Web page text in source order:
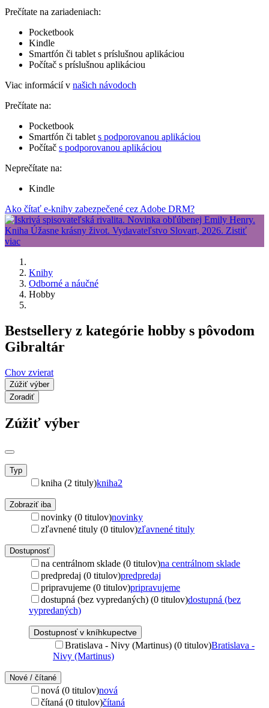
Prečítate na zariadeniach:
Pocketbook
Kindle
Smartfón či tablet s príslušnou aplikáciou
Počítač s príslušnou aplikáciou
Viac informácií v našich návodoch
Prečítate na:
Pocketbook
Smartfón či tablet s podporovanou aplikáciou
Počítač s podporovanou aplikáciou
Neprečítate na:
Kindle
Ako čítať e-knihy zabezpečené cez Adobe DRM?
Knihy
Odborné a náučné
Hobby
Bestsellery z kategórie hobby s pôvodom
Gibraltár
Chov zvierat
Zúžiť výber
Zoradiť
Zúžiť výber
Typ
kniha (2 tituly)kniha2
Zobraziť iba
novinky (0 titulov)novinky
zľavnené tituly (0 titulov)zľavnené tituly
Dostupnosť
na centrálnom sklade (0 titulov)na centrálnom sklade
predpredaj (0 titulov)predpredaj
pripravujeme (0 titulov)pripravujeme
dostupná (bez vypredaných) (0 titulov)dostupná (bez
vypredaných)
Dostupnosť v kníhkupectve
Bratislava - Nivy (Martinus) (0 titulov)Bratislava -
Nivy (Martinus)
Nové / čítané
nová (0 titulov)nová
čítaná (0 titulov)čítaná